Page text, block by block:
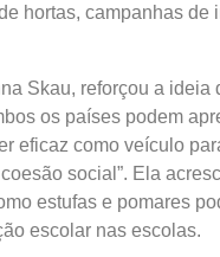
hortas, campanhas de
Skau, reforçou a
os países podem
eficaz como veículo
social”. Ela
estufas e pomares
escolar nas escolas.